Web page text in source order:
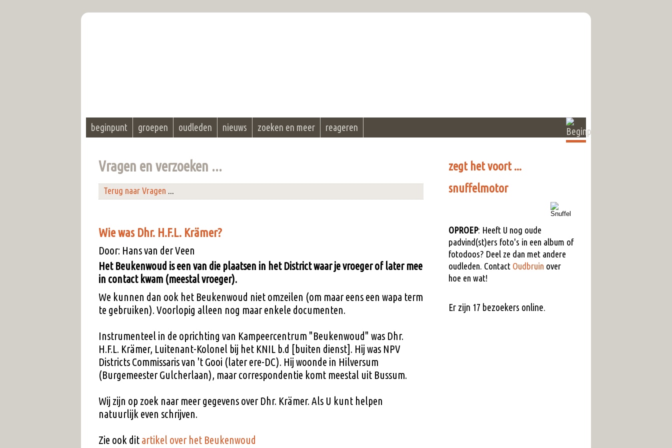
beginpunt groepen oudleden nieuws zoeken en meer reageren
Vragen en verzoeken ...
Terug naar Vragen ...
Wie was Dhr. H.F.L. Krämer?
Door: Hans van der Veen
Het Beukenwoud is een van die plaatsen in het District waar je vroeger of later mee
in contact kwam (meestal vroeger).
We kunnen dan ook het Beukenwoud niet omzeilen (om maar eens een wapa term
te gebruiken). Voorlopig alleen nog maar enkele documenten.
Instrumenteel in de oprichting van Kampeercentrum "Beukenwoud" was Dhr.
H.F.L. Krämer, Luitenant-Kolonel bij het KNIL b.d [buiten dienst]. Hij was NPV
Districts Commissaris van 't Gooi (later ere-DC). Hij woonde in Hilversum
(Burgemeester Gulcherlaan), maar correspondentie komt meestal uit Bussum.
Wij zijn op zoek naar meer gegevens over Dhr. Krämer. Als U kunt helpen
natuurlijk even schrijven.
Zie ook dit artikel over het Beukenwoud
zegt het voort ...
snuffelmotor
OPROEP: Heeft U nog oude
padvind(st)ers foto's in een album of
fotodoos? Deel ze dan met andere
oudleden. Contact Oudbruin over
hoe en wat!
Er zijn 17 bezoekers online.